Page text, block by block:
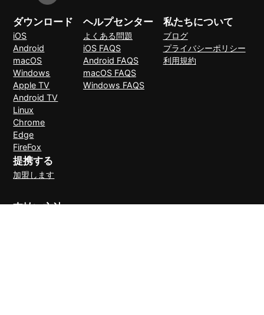
ダウンロード
iOS
Android
macOS
Windows
Apple TV
Android TV
Linux
Chrome
Edge
FireFox
ヘルプセンター
よくある問題
iOS FAQS
Android FAQS
macOS FAQS
Windows FAQS
私たちについて
ブログ
プライバシーポリシー
利用規約
提携する
加盟します
支払い方法